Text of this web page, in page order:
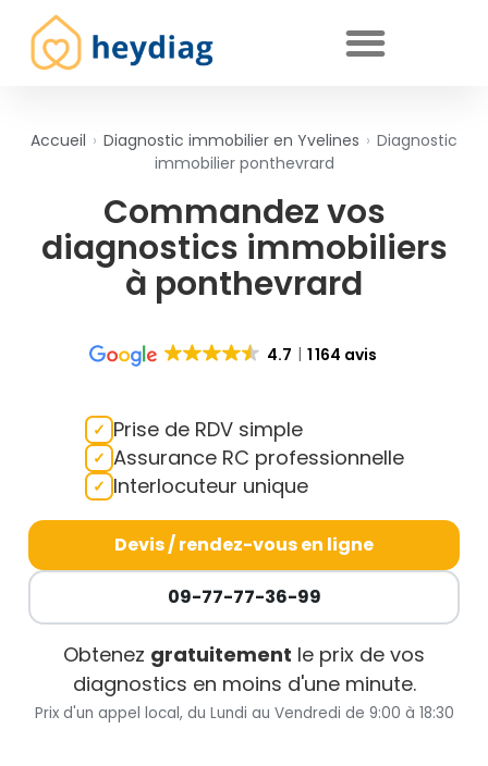
Accueil › Diagnostic immobilier en Yvelines › Diagnostic
immobilier ponthevrard
Commandez vos
diagnostics immobiliers
à ponthevrard
4.7 1 164 avis
Prise de RDV simple
Assurance RC professionnelle
Interlocuteur unique
Devis / rendez-vous en ligne
09-77-77-36-99
Obtenez gratuitement le prix de vos
diagnostics en moins d'une minute.
Prix d'un appel local, du Lundi au Vendredi de 9:00 à 18:30